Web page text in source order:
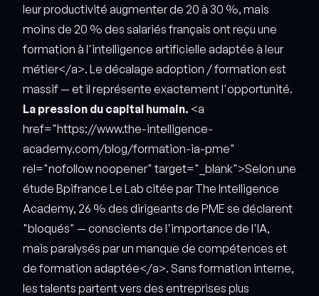
leur productivité augmenter de 20 à 30 %, mais
moins de 20 % des salariés français ont reçu une
formation à l'intelligence artificielle adaptée à leur
métier</a>. Le décalage adoption / formation est
massif — et il représente exactement l'opportunité.
La pression du capital humain. <a
href="https://www.the-intelligence-
academy.com/blog/formation-ia-pme"
rel="nofollow noopener" target="_blank">Selon une
étude Bpifrance Le Lab citée par The Intelligence
Academy, 26 % des dirigeants de PME se déclarent
"bloqués" — conscients de l'importance de l'IA,
mais paralysés par un manque de compétences et
de formation adaptée</a>. Sans formation interne,
les talents partent vers des entreprises plus